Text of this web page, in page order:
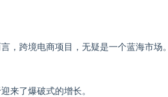
，跨境电商项目，无疑是一个蓝海市场。
来了爆破式的增长。